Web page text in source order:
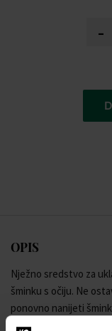
-
OPIS
Nježno sredstvo za
šminku s očiju. Ne
ponovno nanijeti
bez ulja.